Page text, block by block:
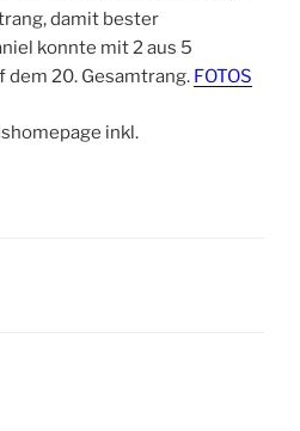
damit bester
konnte mit 2 aus 5
dem 20. Gesamtrang. FOTOS
inkl.